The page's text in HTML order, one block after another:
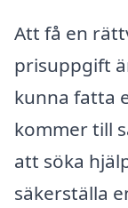
Att få en
prisuppgift
kunna fatta
kommer till
att söka
säkerställa